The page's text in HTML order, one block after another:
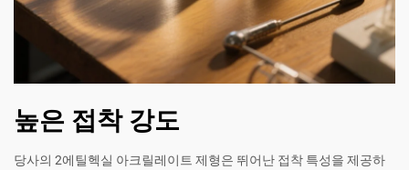
높은 접착 강도
당사의 2에틸헥실 아크릴레이트 제형은 뛰어난 접착 특성을 제공하